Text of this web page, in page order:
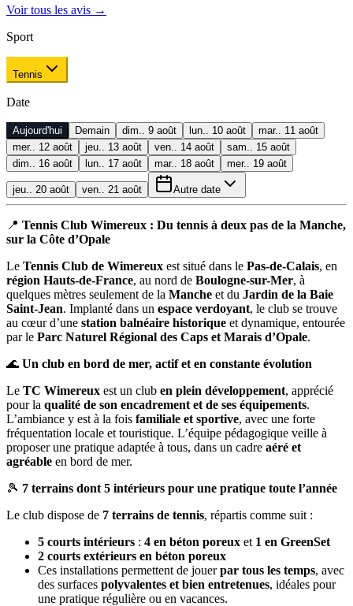
Voir tous les avis →
Sport
Tennis
Date
Aujourd'hui Demain dim.. 9 août lun.. 10 août
mar.. 11 août
mer.. 12 août
jeu.. 13 août ven.. 14 août
sam.. 15 août
dim.. 16 août
lun.. 17 août mar.. 18 août mer.. 19 août
jeu.. 20 août ven.. 21 août Autre date
📍 Tennis Club Wimereux : Du tennis à deux pas de la Manche,
sur la Côte d’Opale
Le Tennis Club de Wimereux est situé dans le Pas-de-Calais, en
région Hauts-de-France, au nord de Boulogne-sur-Mer, à
quelques mètres seulement de la Manche et du Jardin de la Baie
Saint-Jean. Implanté dans un espace verdoyant, le club se trouve
au cœur d’une station balnéaire historique et dynamique, entourée
par le Parc Naturel Régional des Caps et Marais d’Opale.
🌊 Un club en bord de mer, actif et en constante évolution
Le TC Wimereux est un club en plein développement, apprécié
pour la qualité de son encadrement et de ses équipements.
L’ambiance y est à la fois familiale et sportive, avec une forte
fréquentation locale et touristique. L’équipe pédagogique veille à
proposer une pratique adaptée à tous, dans un cadre aéré et
agréable en bord de mer.
🎾 7 terrains dont 5 intérieurs pour une pratique toute l’année
Le club dispose de 7 terrains de tennis, répartis comme suit :
5 courts intérieurs : 4 en béton poreux et 1 en GreenSet
2 courts extérieurs en béton poreux
Ces installations permettent de jouerpar tous les temps, avec
des surfaces polyvalentes et bien entretenues, idéales pour
une pratique régulière ou en vacances.